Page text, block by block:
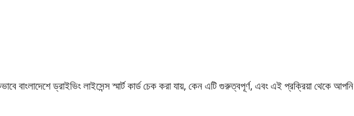
বাংলাদেশে ড্রাইভিং লাইসেন্স স্মার্ট কার্ড চেক করা যায়, কেন এটি গুরুত্বপূর্ণ, এবং এই প্রক্রিয়া থেকে আপনি